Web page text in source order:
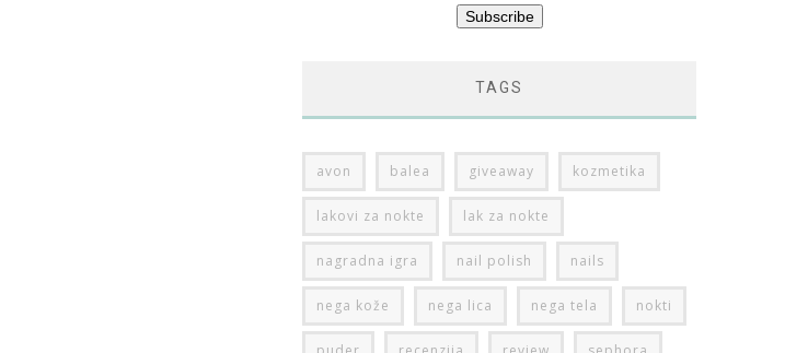
TAGS
avon balea giveaway kozmetika
lakovi za nokte lak za nokte
nagradna igra nail polish nails
nega kože nega lica nega tela nokti